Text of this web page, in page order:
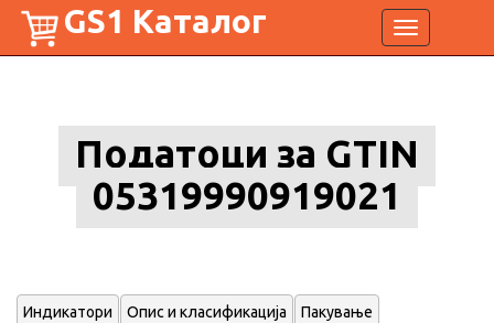
Toggle
navigation
GS1 Каталог
Податоци за GTIN
05319990919021
Индикатори Опис и класификација Пакување